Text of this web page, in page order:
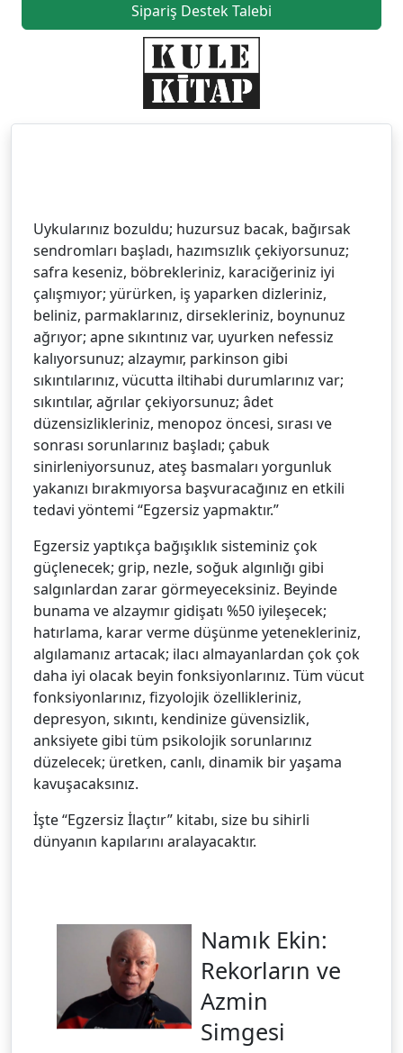
Sipariş Destek Talebi
Uykularınız bozuldu; huzursuz bacak, bağırsak
sendromları başladı, hazımsızlık çekiyorsunuz;
safra keseniz, böbrekleriniz, karaciğeriniz iyi
çalışmıyor; yürürken, iş yaparken dizleriniz,
beliniz, parmaklarınız, dirsekleriniz, boynunuz
ağrıyor; apne sıkıntınız var, uyurken nefessiz
kalıyorsunuz; alzaymır, parkinson gibi
sıkıntılarınız, vücutta iltihabi durumlarınız var;
sıkıntılar, ağrılar çekiyorsunuz; âdet
düzensizlikleriniz, menopoz öncesi, sırası ve
sonrası sorunlarınız başladı; çabuk
sinirleniyorsunuz, ateş basmaları yorgunluk
yakanızı bırakmıyorsa başvuracağınız en etkili
tedavi yöntemi “Egzersiz yapmaktır.”
Egzersiz yaptıkça bağışıklık sisteminiz çok
güçlenecek; grip, nezle, soğuk algınlığı gibi
salgınlardan zarar görmeyeceksiniz. Beyinde
bunama ve alzaymır gidişatı %50 iyileşecek;
hatırlama, karar verme düşünme yetenekleriniz,
algılamanız artacak; ilacı almayanlardan çok çok
daha iyi olacak beyin fonksiyonlarınız. Tüm vücut
fonksiyonlarınız, fizyolojik özellikleriniz,
depresyon, sıkıntı, kendinize güvensizlik,
anksiyete gibi tüm psikolojik sorunlarınız
düzelecek; üretken, canlı, dinamik bir yaşama
kavuşacaksınız.
İşte “Egzersiz İlaçtır” kitabı, size bu sihirli
dünyanın kapılarını aralayacaktır.
Namık Ekin:
Rekorların ve
Azmin
Simgesi